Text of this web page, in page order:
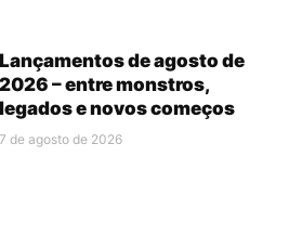
Lançamentos de agosto de
2026 – entre monstros,
legados e novos começos
7 de agosto de 2026